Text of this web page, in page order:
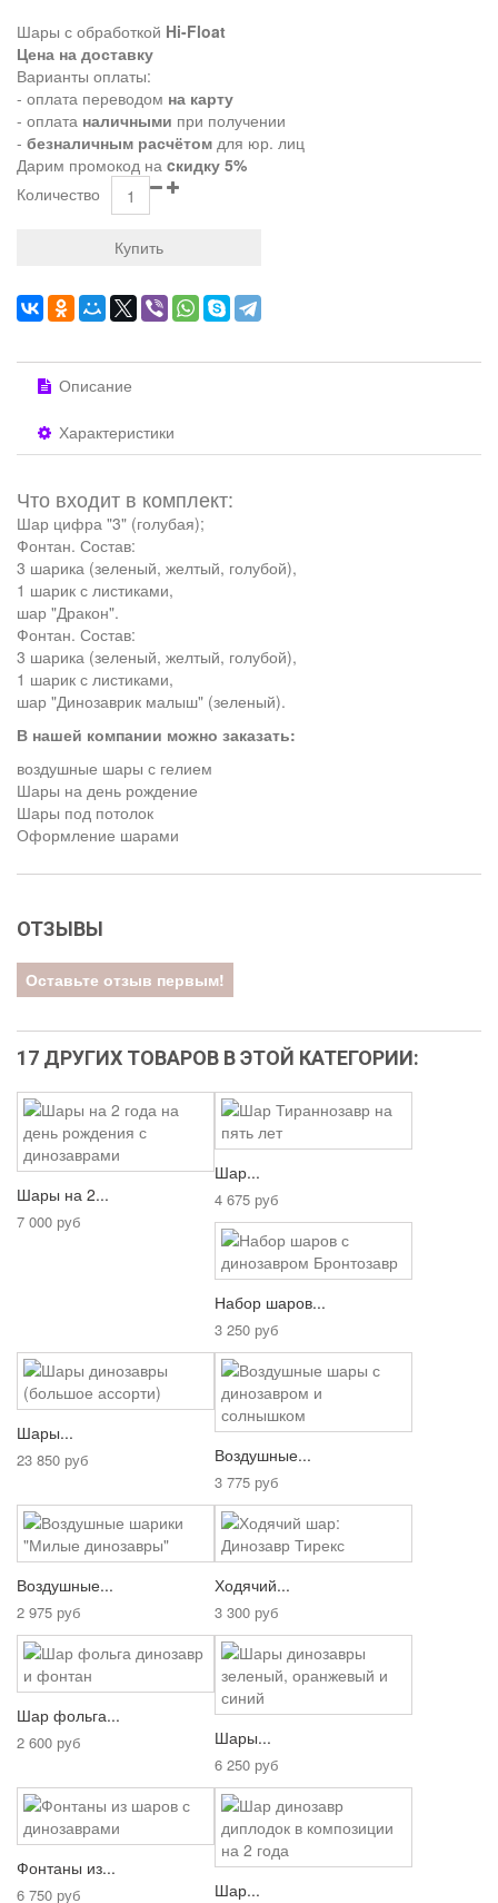
Шары с обработкой Hi-Float
Цена на доставку
Варианты оплаты:
- оплата переводом на карту
- оплата наличными при получении
- безналичным расчётом для юр. лиц
Дарим промокод на cкидку 5%
Количество
Купить
Описание
Характеристики
Что входит в комплект:
Шар цифра "3" (голубая);
Фонтан. Состав:
3 шарика (зеленый, желтый, голубой),
1 шарик с листиками,
шар "Дракон".
Фонтан. Состав:
3 шарика (зеленый, желтый, голубой),
1 шарик с листиками,
шар "Динозаврик малыш" (зеленый).
В нашей компании можно заказать:
воздушные шары с гелием
Шары на день рождение
Шары под потолок
Оформление шарами
ОТЗЫВЫ
Оставьте отзыв первым!
17 ДРУГИХ ТОВАРОВ В ЭТОЙ КАТЕГОРИИ:
Шары на 2...
7 000 руб
Шар...
4 675 руб
Набор шаров...
3 250 руб
Шары...
23 850 руб Воздушные...
3 775 руб
Воздушные...
2 975 руб
Ходячий...
3 300 руб
Шар фольга...
2 600 руб Шары...
6 250 руб
Фонтаны из...
6 750 руб Шар...